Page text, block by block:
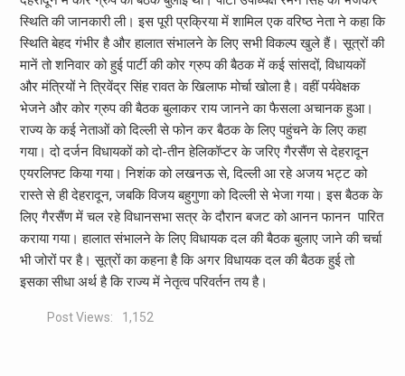
स्थिति की जानकारी ली। इस पूरी प्रक्रिया में शामिल एक वरिष्ठ नेता ने कहा कि
स्थिति बेहद गंभीर है और हालात संभालने के लिए सभी विकल्प खुले हैं। सूत्रों की
मानें तो शनिवार को हुई पार्टी की कोर ग्रुप की बैठक में कई सांसदों, विधायकों
और मंत्रियों ने त्रिवेंद्र सिंह रावत के खिलाफ मोर्चा खोला है। वहीं पर्यवेक्षक
भेजने और कोर ग्रुप की बैठक बुलाकर राय जानने का फैसला अचानक हुआ।
राज्य के कई नेताओं को दिल्ली से फोन कर बैठक के लिए पहुंचने के लिए कहा
गया। दो दर्जन विधायकों को दो-तीन हेलिकॉप्टर के जरिए गैरसैंण से देहरादून
एयरलिफ्ट किया गया। निशंक को लखनऊ से, दिल्ली आ रहे अजय भट्ट को
रास्ते से ही देहरादून, जबकि विजय बहुगुणा को दिल्ली से भेजा गया। इस बैठक के
लिए गैरसैंण में चल रहे विधानसभा सत्र के दौरान बजट को आनन फानन पारित
कराया गया। हालात संभालने के लिए विधायक दल की बैठक बुलाए जाने की चर्चा
भी जोरों पर है। सूत्रों का कहना है कि अगर विधायक दल की बैठक हुई तो
इसका सीधा अर्थ है कि राज्य में नेतृत्व परिवर्तन तय है।
Post Views: 1,152